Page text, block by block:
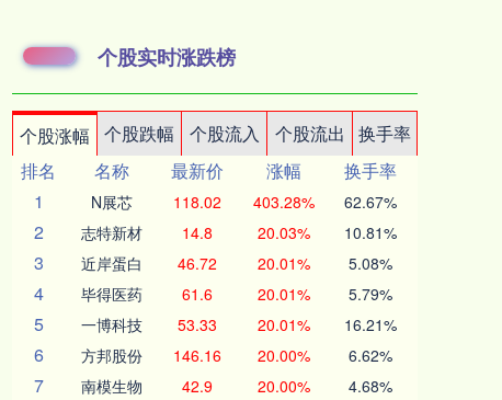
个股实时涨跌榜
个股涨幅 个股跌幅 个股流入 个股流出
换手率
排名
名称 最新价 涨幅
换手率
1
N展芯 118.02 403.28% 62.67%
2 志特新材 14.8 20.03% 10.81%
3 近岸蛋白 46.72 20.01% 5.08%
4 毕得医药 61.6 20.01% 5.79%
5 一博科技 53.33 20.01% 16.21%
6 方邦股份 146.16 20.00% 6.62%
7 南模生物 42.9 20.00% 4.68%